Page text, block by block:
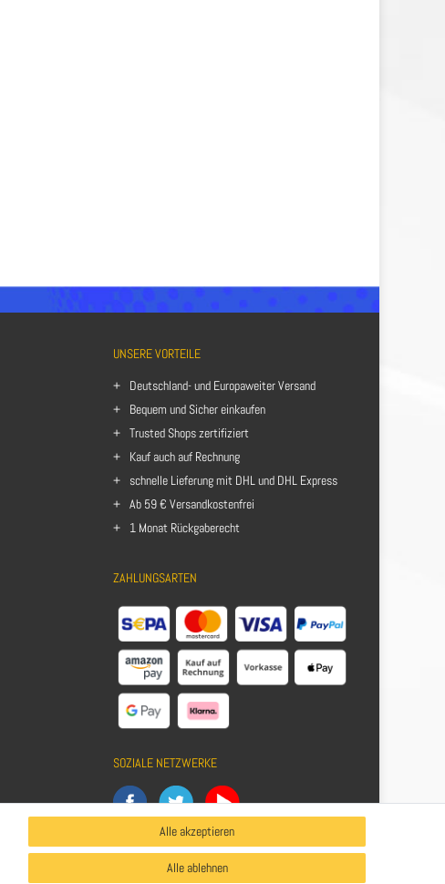
UNSERE VORTEILE
Deutschland- und Europaweiter Versand
Bequem und Sicher einkaufen
Trusted Shops zertifiziert
Kauf auch auf Rechnung
schnelle Lieferung mit DHL und DHL Express
Ab 59 € Versandkostenfrei
1 Monat Rückgaberecht
ZAHLUNGSARTEN
SOZIALE NETZWERKE
Alle akzeptieren
Alle ablehnen